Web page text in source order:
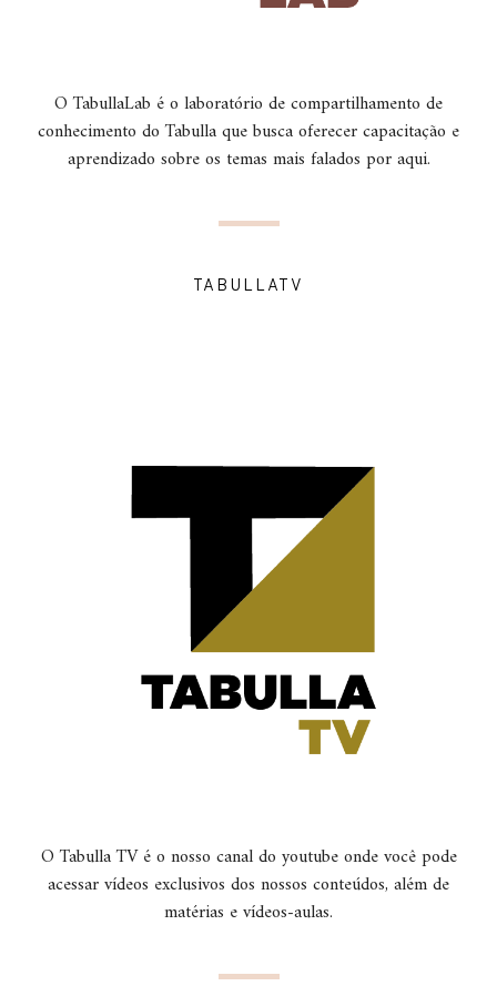
O TabullaLab é o laboratório de compartilhamento de
conhecimento do Tabulla que busca oferecer capacitação e
aprendizado sobre os temas mais falados por aqui.
TABULLATV
O Tabulla TV é o nosso canal do youtube onde você pode
acessar vídeos exclusivos dos nossos conteúdos, além de
matérias e vídeos-aulas.